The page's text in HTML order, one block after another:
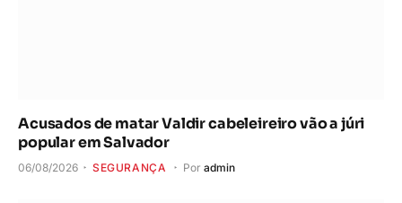
Acusados de matar Valdir cabeleireiro vão a júri
popular em Salvador
06/08/2026 SEGURANÇA Por admin